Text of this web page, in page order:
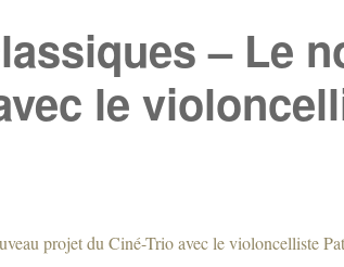
a
g
e
– Le
le